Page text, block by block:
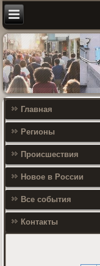
Главная
Регионы
Происшествия
Новое в России
Все события
Контакты